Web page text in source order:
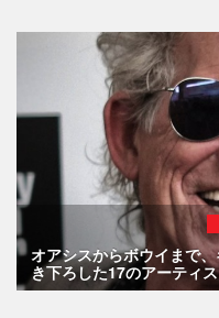
オアシスからボウイまで
き下ろした17のアーティ